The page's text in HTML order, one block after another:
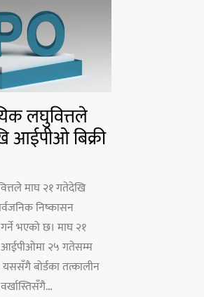
लघुवित्तले
आईपीओ बिक्री
माघ २१ गतेदेखि
निष्कासन
भएको छ। माघ २१
आईपीओमा २५ गतेसम्म
बोर्डका तत्कालीन